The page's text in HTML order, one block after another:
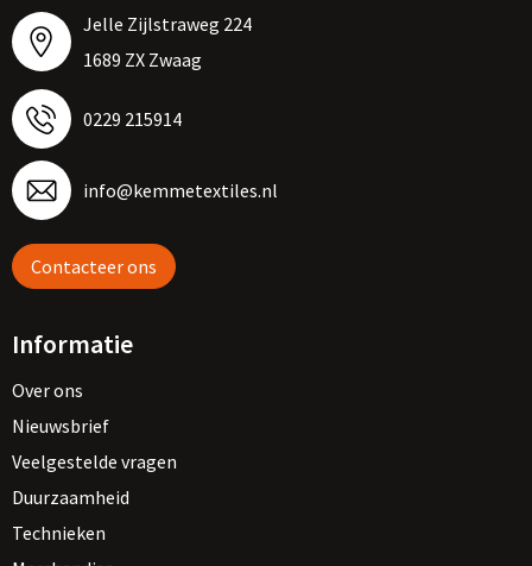
Jelle Zijlstraweg 224
1689 ZX Zwaag
0229 215914
info@kemmetextiles.nl
Contacteer ons
Informatie
Over ons
Nieuwsbrief
Veelgestelde vragen
Duurzaamheid
Technieken